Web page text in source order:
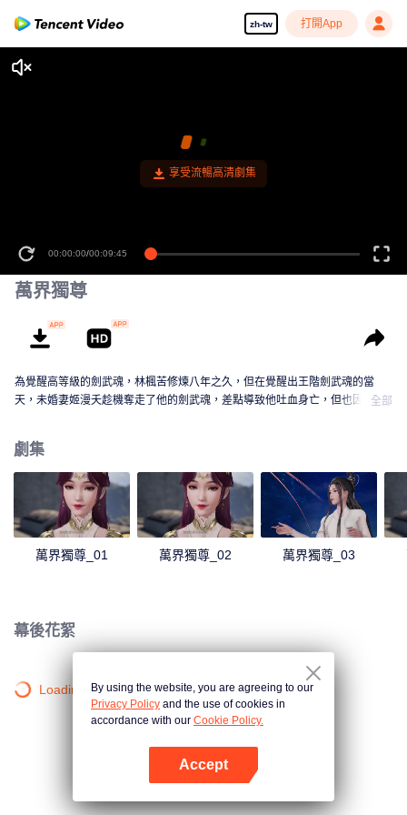
zh-tw 打開App
享受流暢高清劇集
00:00:00/00:09:45
萬界獨尊
為覺醒高等級的劍武魂，林楓苦修煉八年之久，但在覺醒出王階劍武魂的當
天，未婚妻姬漫夭趁機奪走了他的劍武魂，差點導致他吐血身亡，但也因此激
南的陪伴、以及從葬神之地中得到的新力量的幫助，林楓才能重拾信心，不至
於一蹶不振，後來成功吸收了葬神之地中的神魔天尊強者們的力量，林楓的劍
武魂因此以修復，且逐漸提升到了更高層次。 通過外出歷練，林楓跨越了一個
又一個的艱難險阻，一步一步地茁壯成長為受世人敬仰的強者，最終登上了武
道之巔。
全部
劇集
萬界獨尊_01 萬界獨尊_02 萬界獨尊_03
幕後花絮
Loading…By using the website, you are agreeing to our
Privacy Policy and the use of cookies in
accordance with our Cookie Policy.
Accept